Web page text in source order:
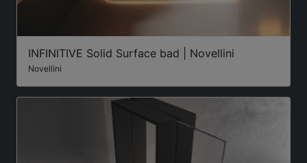
INFINITIVE Solid Surface bad | Novellini
Novellini